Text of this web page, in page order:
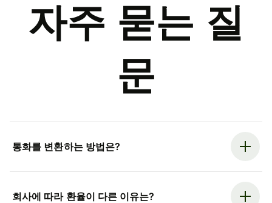
자주 묻는 질
문
통화를 변환하는 방법은?
회사에 따라 환율이 다른 이유는?